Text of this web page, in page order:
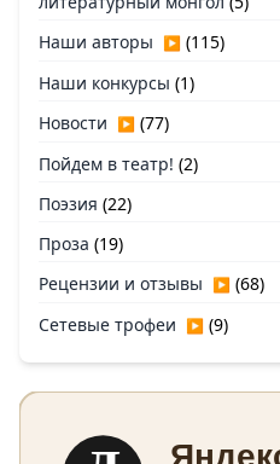
Наши авторы ▶ (115)
Наши конкурсы (1)
Новости ▶ (77)
Пойдем в театр! (2)
Поэзия (22)
Проза (19)
Рецензии и отзывы ▶ (68)
Сетевые трофеи ▶ (9)